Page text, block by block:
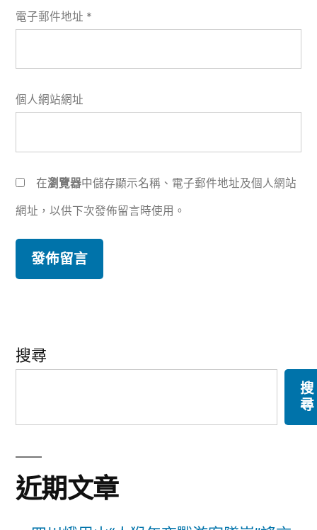
電子郵件地址 *
個人網站網址
在瀏覽器中儲存顯示名稱、電子郵件地址及個人網站
網址，以供下次發佈留言時使用。
搜尋
搜
尋
近期文章